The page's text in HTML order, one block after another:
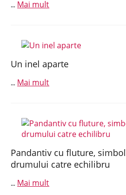
... Mai mult
Un inel aparte
... Mai mult
Pandantiv cu fluture,
drumului catre echilibru
... Mai mult